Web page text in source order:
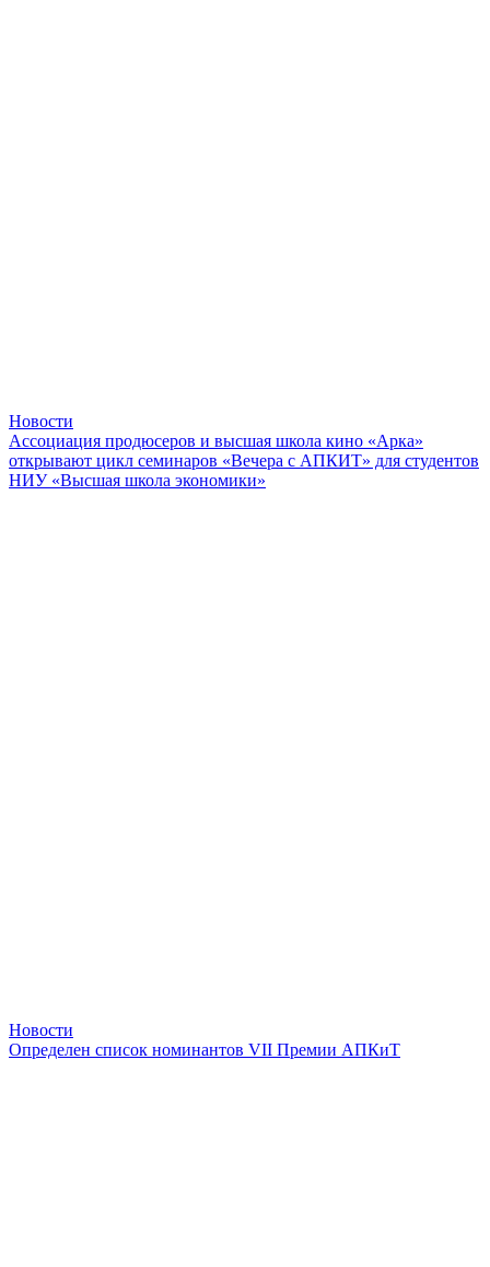
Новости
Ассоциация продюсеров и высшая школа кино «Арка»
открывают цикл семинаров «Вечера с АПКИТ» для студентов
НИУ «Высшая школа экономики»
Новости
Определен список номинантов VII Премии АПКиТ